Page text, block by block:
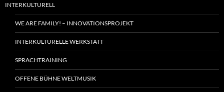
INTERKULTURELL
WE ARE FAMILY! – INNOVATIONSPROJEKT
INTERKULTURELLE WERKSTATT
SPRACHTRAINING
OFFENE BÜHNE WELTMUSIK